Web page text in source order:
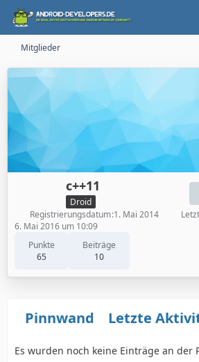
Mitglieder
c++11
Droid
Punkte
65
Beiträge
10
Registrierungsdatum 1. Mai 2014
6. Mai 2016 um 10:09
Pinnwand Letzte
Es wurden noch keine Einträge an der